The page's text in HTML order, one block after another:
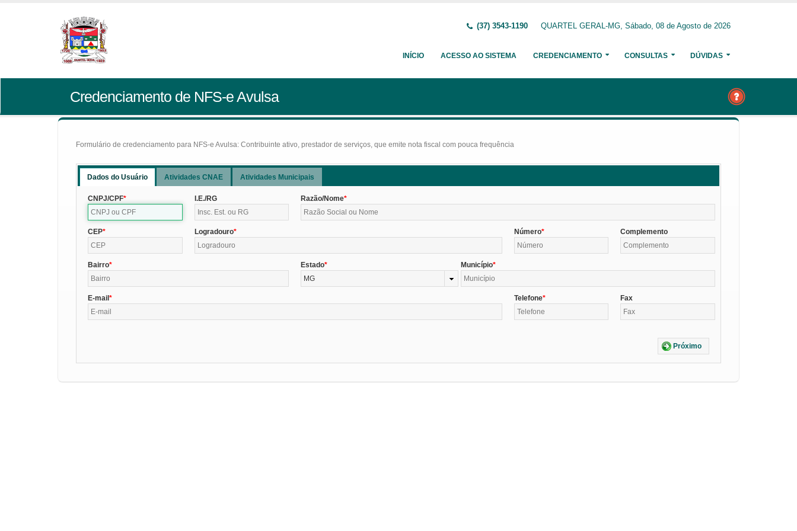
(37) 3543-1190 QUARTEL GERAL-MG, Sábado, 08 de Agosto de 2026
INÍCIO ACESSO AO SISTEMA CREDENCIAMENTO CONSULTAS DÚVIDAS
Credenciamento de NFS-e Avulsa
Formulário de credenciamento para NFS-e Avulsa: Contribuinte ativo, prestador de serviços, que emite nota fiscal com pouca frequência
Dados do Usuário Atividades CNAE Atividades Municipais
CNPJ/CPF I.E./RG Razão/Nome
CEP Logradouro Número Complemento
Bairro
Estado
MG
Município
E-mail Telefone Fax
Próximo